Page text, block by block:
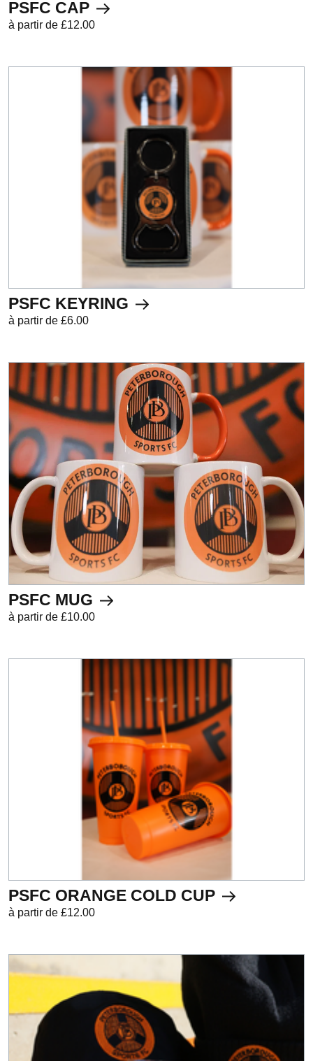
PSFC CAP
à partir de £12.00
PSFC KEYRING
à partir de £6.00
PSFC MUG
à partir de £10.00
PSFC ORANGE COLD CUP
à partir de £12.00